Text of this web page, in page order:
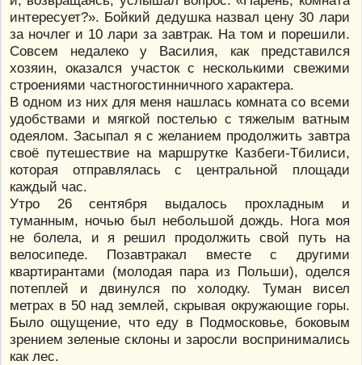
интересует?». Бойкий дедушка назвал цену 30 лари
за ночлег и 10 лари за завтрак. На том и порешили.
Совсем недалеко у Василия, как представился
хозяин, оказался участок с несколькими свежими
строениями частногостинничного характера.
В одном из них для меня нашлась комната со всеми
удобствами и мягкой постелью с тяжелым ватным
одеялом. Засыпал я с желанием продолжить завтра
своё путешествие на маршрутке Казбеги-Тбилиси,
которая отправлялась с центральной площади
каждый час.
Утро 26 сентября выдалось прохладным и
туманным, ночью был небольшой дождь. Нога моя
не болела, и я решил продолжить свой путь на
велосипеде. Позавтракал вместе с другими
квартирантами (молодая пара из Польши), оделся
потеплей и двинулся по холодку. Туман висел
метрах в 50 над землей, скрывая окружающие горы.
Было ощущение, что еду в Подмосковье, боковым
зрением зеленые склоны и заросли воспринимались
как лес.